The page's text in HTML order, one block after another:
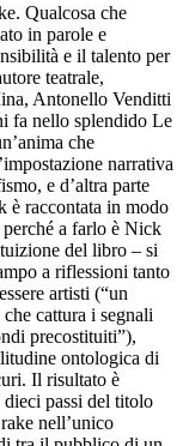
Qualcosa che
in parole e
e il talento per
teatrale,
Antonello Venditti
fa nello splendido Le
che
narrativa
e d’altra parte
è raccontata in modo
perché a farlo è Nick
del libro – si
a riflessioni tanto
artisti (“un
cattura i segnali
precostituiti”),
ontologica di
Il risultato è
passi del titolo
nell’unico